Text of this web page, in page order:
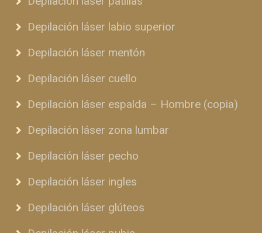
Depilación láser labio superior
Depilación láser mentón
Depilación láser cuello
Depilación láser espalda – Hombre (copia)
Depilación láser zona lumbar
Depilación láser pecho
Depilación láser ingles
Depilación láser glúteos